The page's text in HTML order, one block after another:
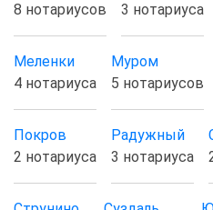
8 нотариусов
3 нотариуса
Меленки
4 нотариуса
Муром
5 нотариусов
Покров
2 нотариуса
Радужный
3 нотариуса